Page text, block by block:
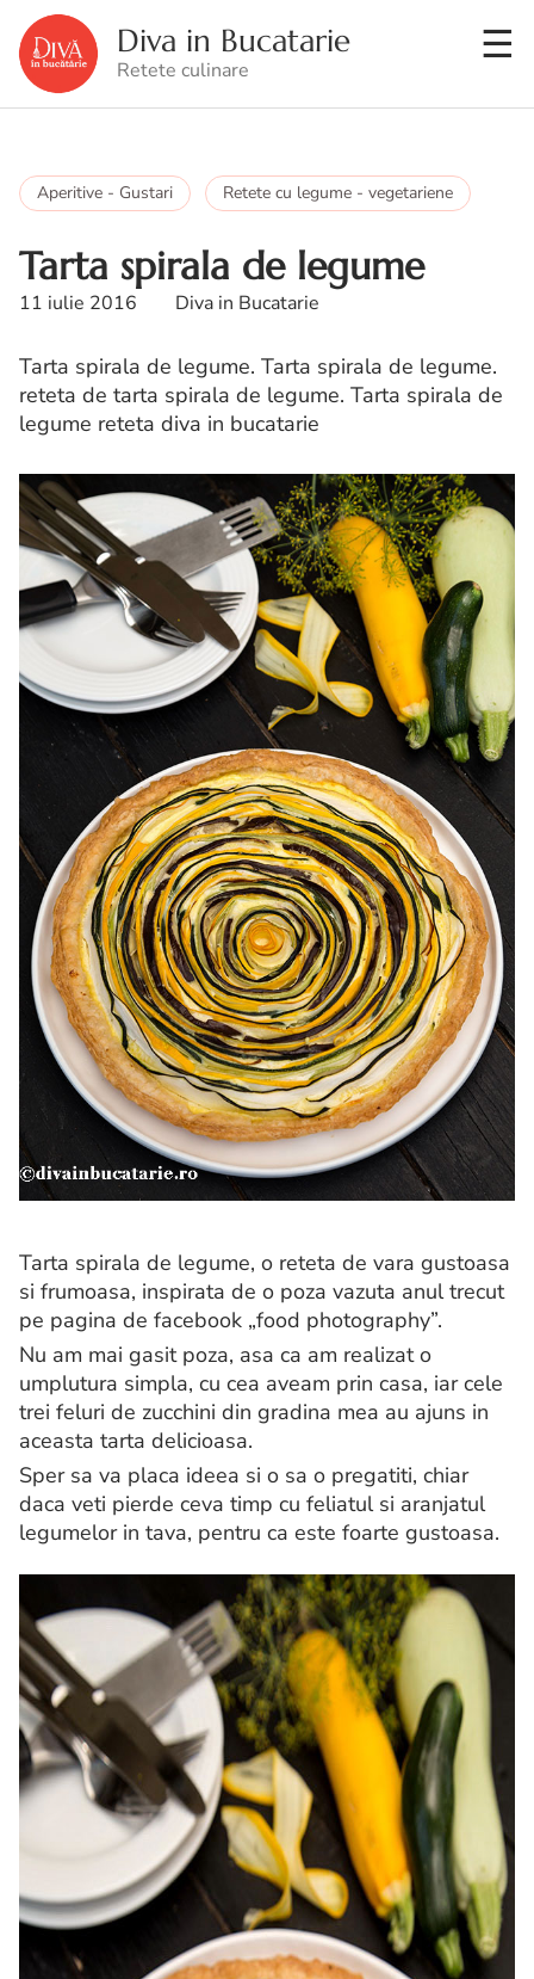
Diva in Bucatarie
Retete culinare
Aperitive - Gustari Retete cu legume - vegetariene
Tarta spirala de legume
11 iulie 2016 Diva in Bucatarie
Tarta spirala de legume. Tarta spirala de legume.
reteta de tarta spirala de legume. Tarta spirala de
legume reteta diva in bucatarie
Tarta spirala de legume, o reteta de vara gustoasa
si frumoasa, inspirata de o poza vazuta anul trecut
pe pagina de facebook „food photography”.
Nu am mai gasit poza, asa ca am realizat o
umplutura simpla, cu cea aveam prin casa, iar cele
trei feluri de zucchini din gradina mea au ajuns in
aceasta tarta delicioasa.
Sper sa va placa ideea si o sa o pregatiti, chiar
daca veti pierde ceva timp cu feliatul si aranjatul
legumelor in tava, pentru ca este foarte gustoasa.